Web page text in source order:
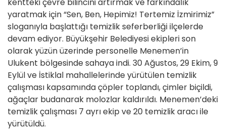
yaratmak için “Sen, Ben, Hepimiz! Tertemiz İzmirimiz”
sloganıyla başlattığı temizlik seferberliği ilçelerde
devam ediyor. Büyükşehir Belediyesi ekipleri son
olarak yüzün üzerinde personelle Menemen’in
Ulukent bölgesinde sahaya indi. 30 Ağustos, 29 Ekim, 9
Eylül ve İstiklal mahallelerinde yürütülen temizlik
çalışması kapsamında çöpler toplandı, çimler biçildi,
ağaçlar budanarak molozlar kaldırıldı. Menemen’deki
temizlik çalışması 7 ayrı ekip ve 20 temizlik aracı ile
yürütüldü.